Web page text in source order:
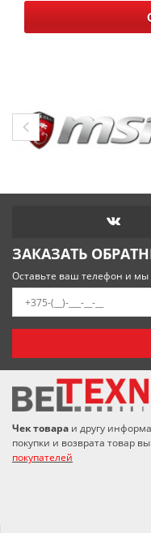
ЗАКАЗАТЬ
Оставьте ваш телефон и
Чек товара и другу
покупки и возврата товар
покупателей